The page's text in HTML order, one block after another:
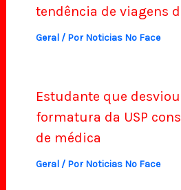
tendência de viagens
Geral/ Por Noticias No Face
Estudante que
formatura da USP
de médica
Geral/ Por Noticias No Face